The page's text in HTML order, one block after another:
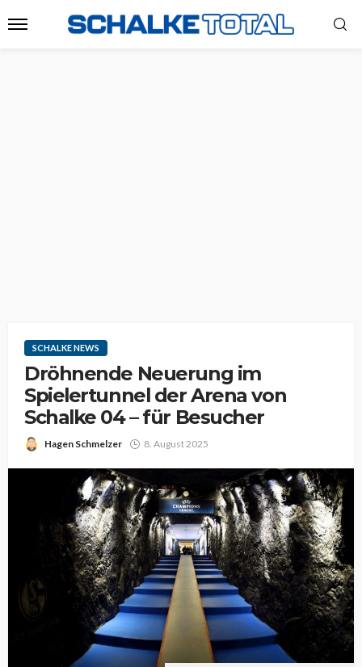
SCHALKE NEWS
Dröhnende Neuerung im
Spielertunnel der Arena von
Schalke 04 – für Besucher
Hagen Schmelzer 8. August 2025